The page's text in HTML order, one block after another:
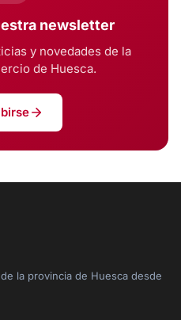
newsletter
y novedades de la
de Huesca.
la provincia de Huesca desde